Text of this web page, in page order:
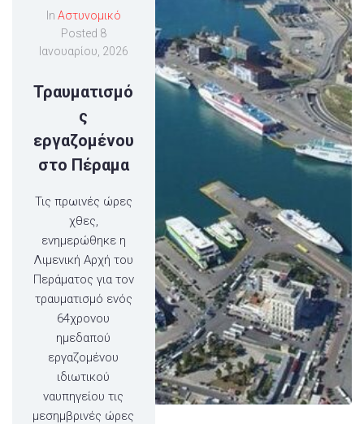
In Αστυνομικό
Posted 8
Ιανουαρίου, 2026
Τραυματισμό
ς
εργαζομένου
στο Πέραμα
Τις πρωινές ώρες
χθες,
ενημερώθηκε η
Λιμενική Αρχή του
Περάματος για τον
τραυματισμό ενός
64χρονου
ημεδαπού
εργαζομένου
ιδιωτικού
ναυπηγείου τις
μεσημβρινές ώρες